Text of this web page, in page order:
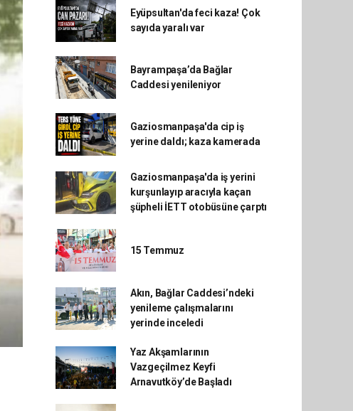
Eyüpsultan'da feci kaza! Çok
sayıda yaralı var
Bayrampaşa’da Bağlar
Caddesi yenileniyor
Gaziosmanpaşa'da cip iş
yerine daldı; kaza kamerada
Gaziosmanpaşa'da iş yerini
kurşunlayıp aracıyla kaçan
şüpheli İETT otobüsüne çarptı
15 Temmuz
Akın, Bağlar Caddesi’ndeki
yenileme çalışmalarını
yerinde inceledi
Yaz Akşamlarının
Vazgeçilmez Keyfi
Arnavutköy’de Başladı